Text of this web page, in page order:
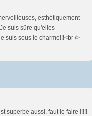
esthétiquement
suis sûre qu'elles
suis sous le charme!!!<br />
superbe aussi, faut le faire !!!!!